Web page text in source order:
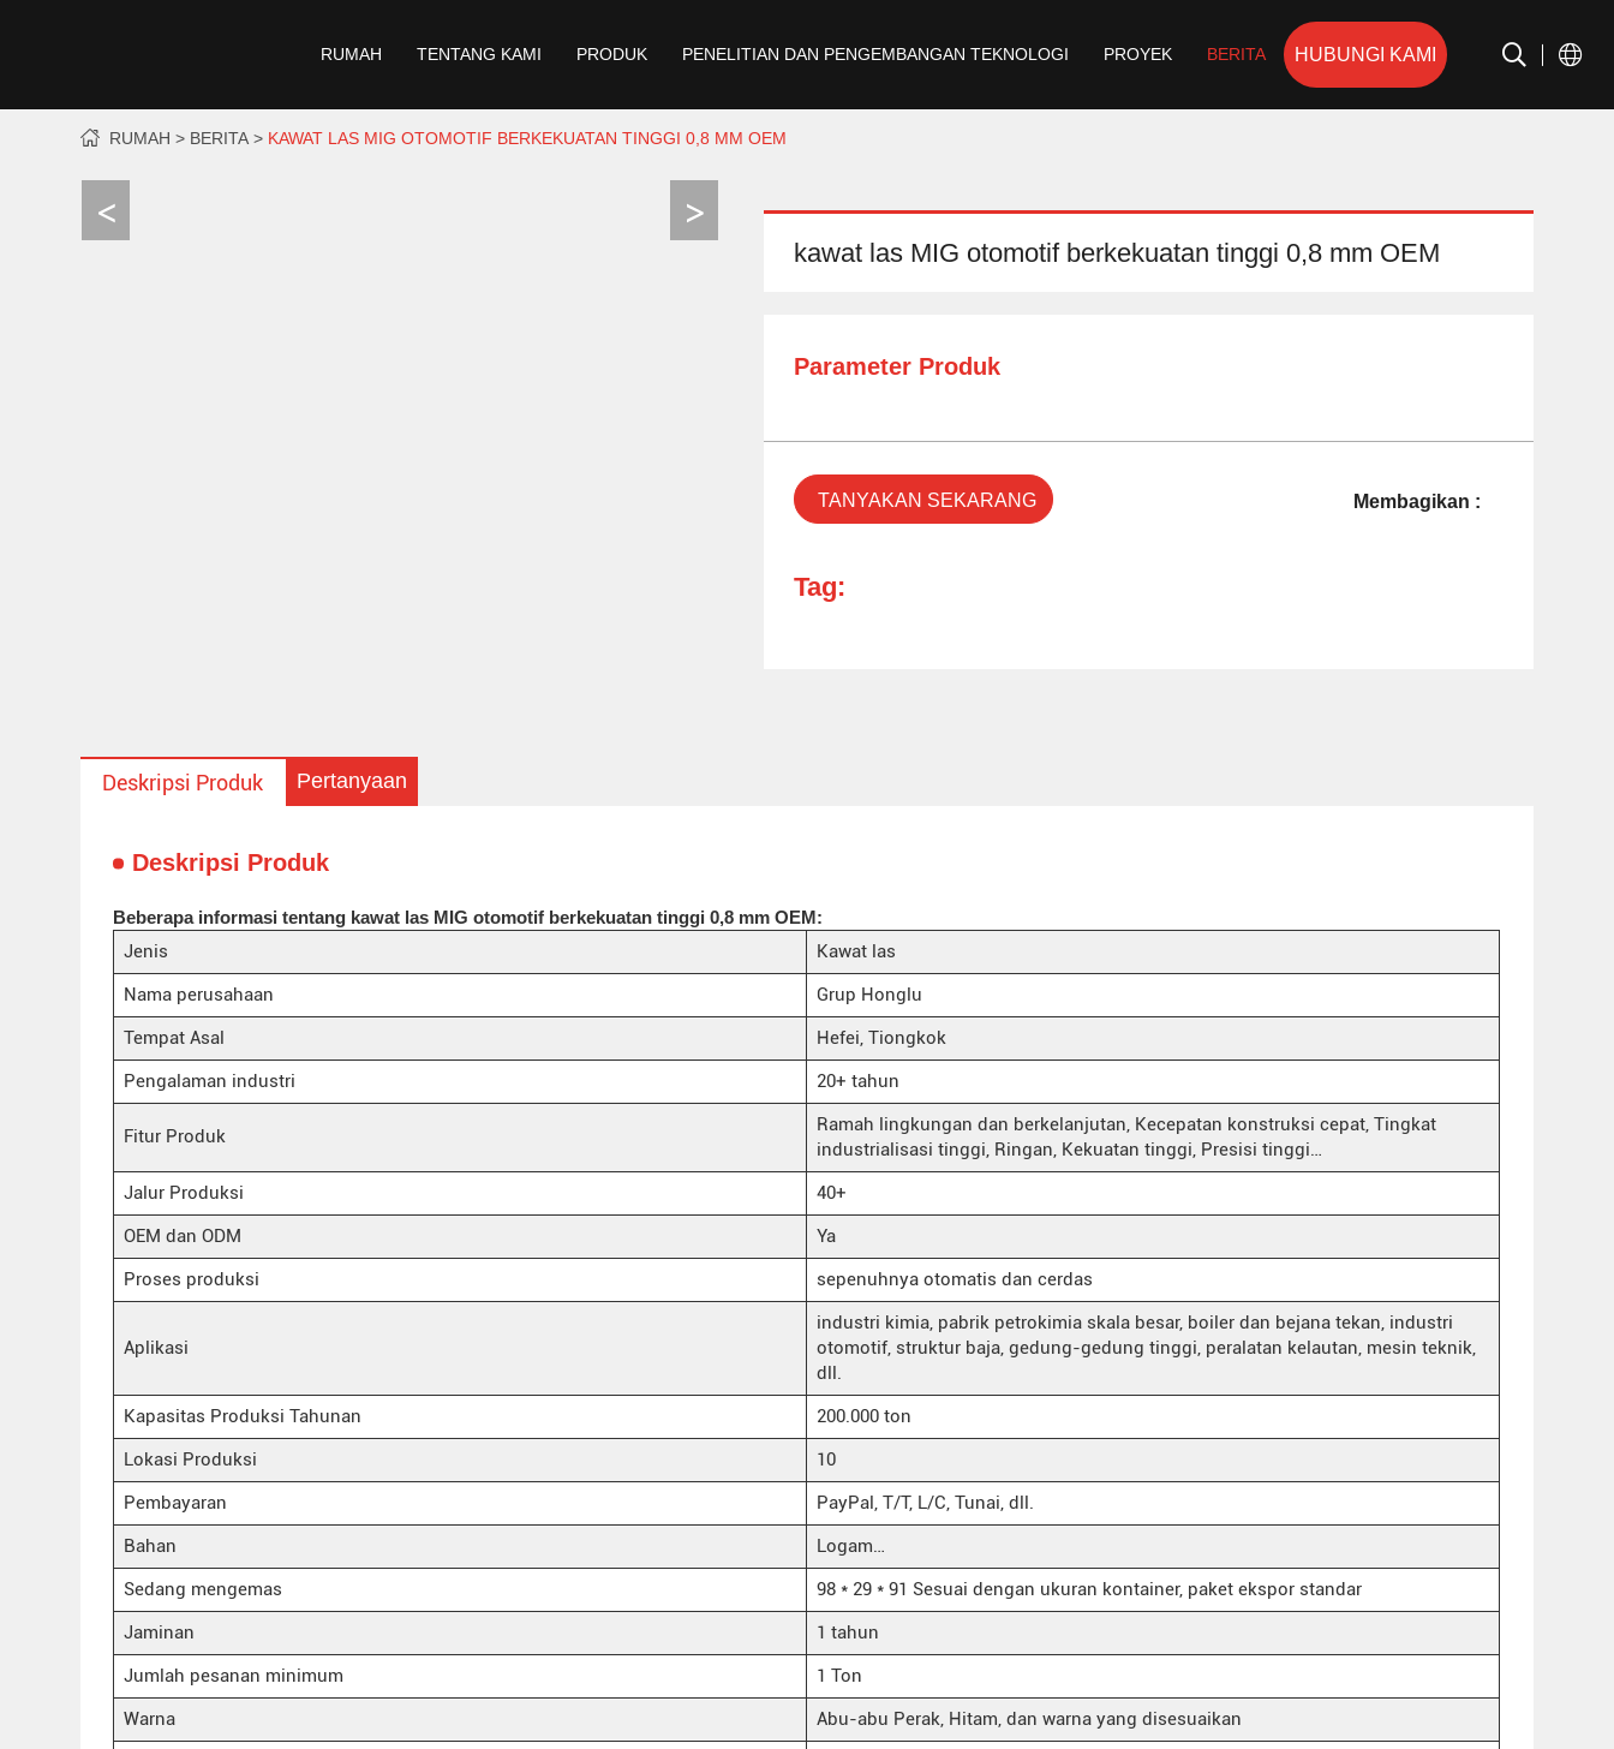
RUMAH TENTANG KAMI PRODUK PENELITIAN DAN PENGEMBANGAN TEKNOLOGI PROYEK BERITA HUBUNGI KAMI
RUMAH BERITA KAWAT LAS MIG OTOMOTIF BERKEKUATAN TINGGI 0,8 MM OEM
kawat las MIG otomotif berkekuatan tinggi 0,8 mm OEM
Parameter Produk
TANYAKAN SEKARANG Membagikan :
Tag:
Deskripsi Produk Pertanyaan
Deskripsi Produk
Beberapa informasi tentang kawat las MIG otomotif berkekuatan tinggi 0,8 mm OEM:
Jenis
Kawat las
Nama perusahaan
Grup Honglu
Tempat Asal
Hefei, Tiongkok
Pengalaman industri
20+ tahun
Fitur Produk
Ramah lingkungan dan berkelanjutan, Kecepatan konstruksi cepat, Tingkat
industrialisasi tinggi, Ringan, Kekuatan tinggi, Presisi tinggi…
Jalur Produksi
40+
OEM dan ODM
Ya
Proses produksi
sepenuhnya otomatis dan cerdas
Aplikasi
industri kimia, pabrik petrokimia skala besar, boiler dan bejana tekan, industri
otomotif, struktur baja, gedung-gedung tinggi, peralatan kelautan, mesin teknik,
dll.
Kapasitas Produksi Tahunan
200.000 ton
Lokasi Produksi
10
Pembayaran
PayPal, T/T, L/C, Tunai, dll.
Bahan
Logam…
Sedang mengemas
98 * 29 * 91 Sesuai dengan ukuran kontainer, paket ekspor standar
Jaminan
1 tahun
Jumlah pesanan minimum
1 Ton
Warna
Abu-abu Perak, Hitam, dan warna yang disesuaikan